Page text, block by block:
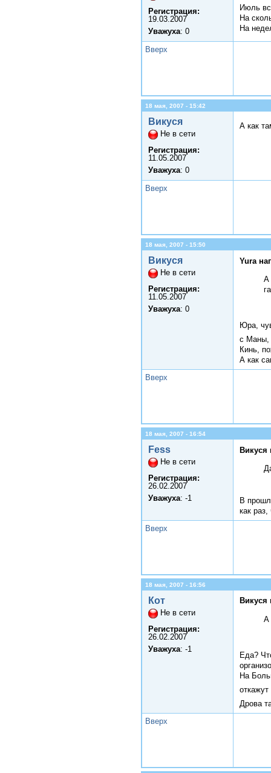
Регистрация:
19.03.2007
Уважуха: 0
Июль
На
На
Вверх
18 мая, 2007 - 15:42
Викуся
Не в сети
Регистрация:
11.05.2007
Уважуха: 0
А как
Вверх
18 мая, 2007 - 15:50
Викуся
Не в сети
Регистрация:
11.05.2007
Уважуха: 0
Yura
А
Юра,
с Маны,
Кинь,
А как
Вверх
18 мая, 2007 - 16:54
Fess
Не в сети
Регистрация:
26.02.2007
Уважуха: -1
Викуся
В
как
Вверх
18 мая, 2007 - 16:56
Кот
Не в сети
Регистрация:
26.02.2007
Уважуха: -1
Викуся
А
Еда?
На
откажут
Дрова
Вверх